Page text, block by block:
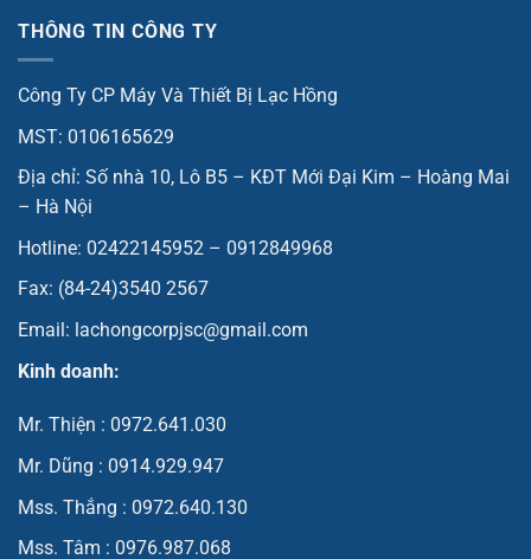
THÔNG TIN CÔNG TY
Công Ty CP Máy Và Thiết Bị Lạc Hồng
MST: 0106165629
Địa chỉ: Số nhà 10, Lô B5 – KĐT Mới Đại Kim – Hoàng Mai
– Hà Nội
Hotline: 02422145952 – 0912849968
Fax: (84-24)3540 2567
Email: lachongcorpjsc@gmail.com
Kinh doanh:
Mr. Thiện : 0972.641.030
Mr. Dũng : 0914.929.947
Mss. Thắng : 0972.640.130
Mss. Tâm : 0976.987.068